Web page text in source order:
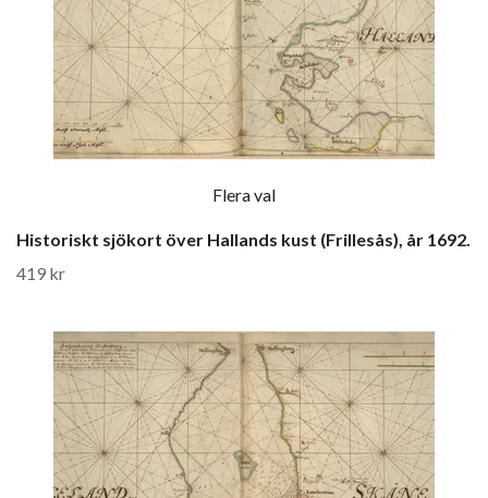
Flera val
Historiskt sjökort över Hallands kust (Frillesås), år 1692.
419 kr